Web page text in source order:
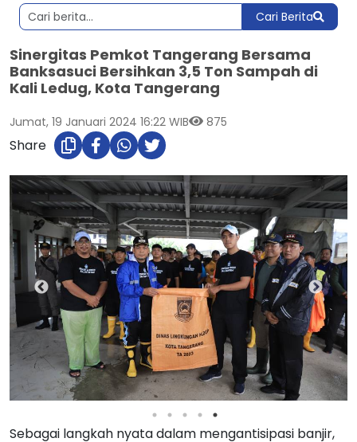
Cari Berita
Sinergitas Pemkot Tangerang Bersama
Banksasuci Bersihkan 3,5 Ton Sampah di
Kali Ledug, Kota Tangerang
Jumat, 19 Januari 2024 16:22 WIB 875
Share
Sebagai langkah nyata dalam mengantisipasi banjir,